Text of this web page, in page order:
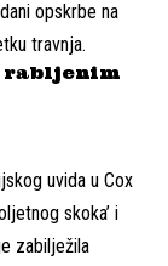
opskrbe na
travnja.
rabljenim
uvida u Cox
skoka’ i
zabilježila